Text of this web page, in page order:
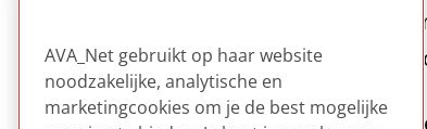
NOS 8uur journaal; Radio
spraakherkenning kunnen
Helder verhaal over de
AVA_Net gebruikt op haar website
noodzakelijke, analytische en
marketingcookies om je de best mogelijke